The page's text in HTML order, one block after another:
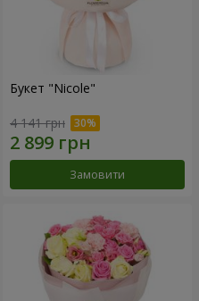
Букет "Nicole"
4 141 грн
Замовити